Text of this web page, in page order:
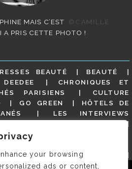
your browsing
ads or content,
MAIS C’EST
©CAMILLE
A PRIS CETTE PHOTO !
BEAUTÉ
BEAUTÉ
CHRONIQUES ET
PARISIENS
CULTURE
GO GREEN
HÔTELS DE
LES INTERVIEWS
NON CLASSÉ
RESTAURANTS
SIOU PLAIT